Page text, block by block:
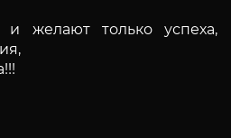
желают только успеха,